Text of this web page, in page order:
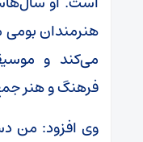
هنرمندان بومی
می‌کند و
فرهنگ و هنر
وی افزود: من